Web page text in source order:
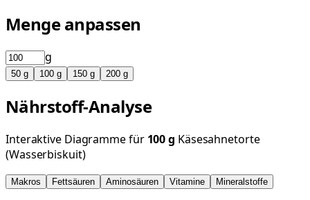
Menge anpassen
g
50 g 100 g 150 g 200 g
Nährstoff-Analyse
Interaktive Diagramme für 100g Käsesahnetorte
(Wasserbiskuit)
Makros Fettsäuren Aminosäuren Vitamine Mineralstoffe